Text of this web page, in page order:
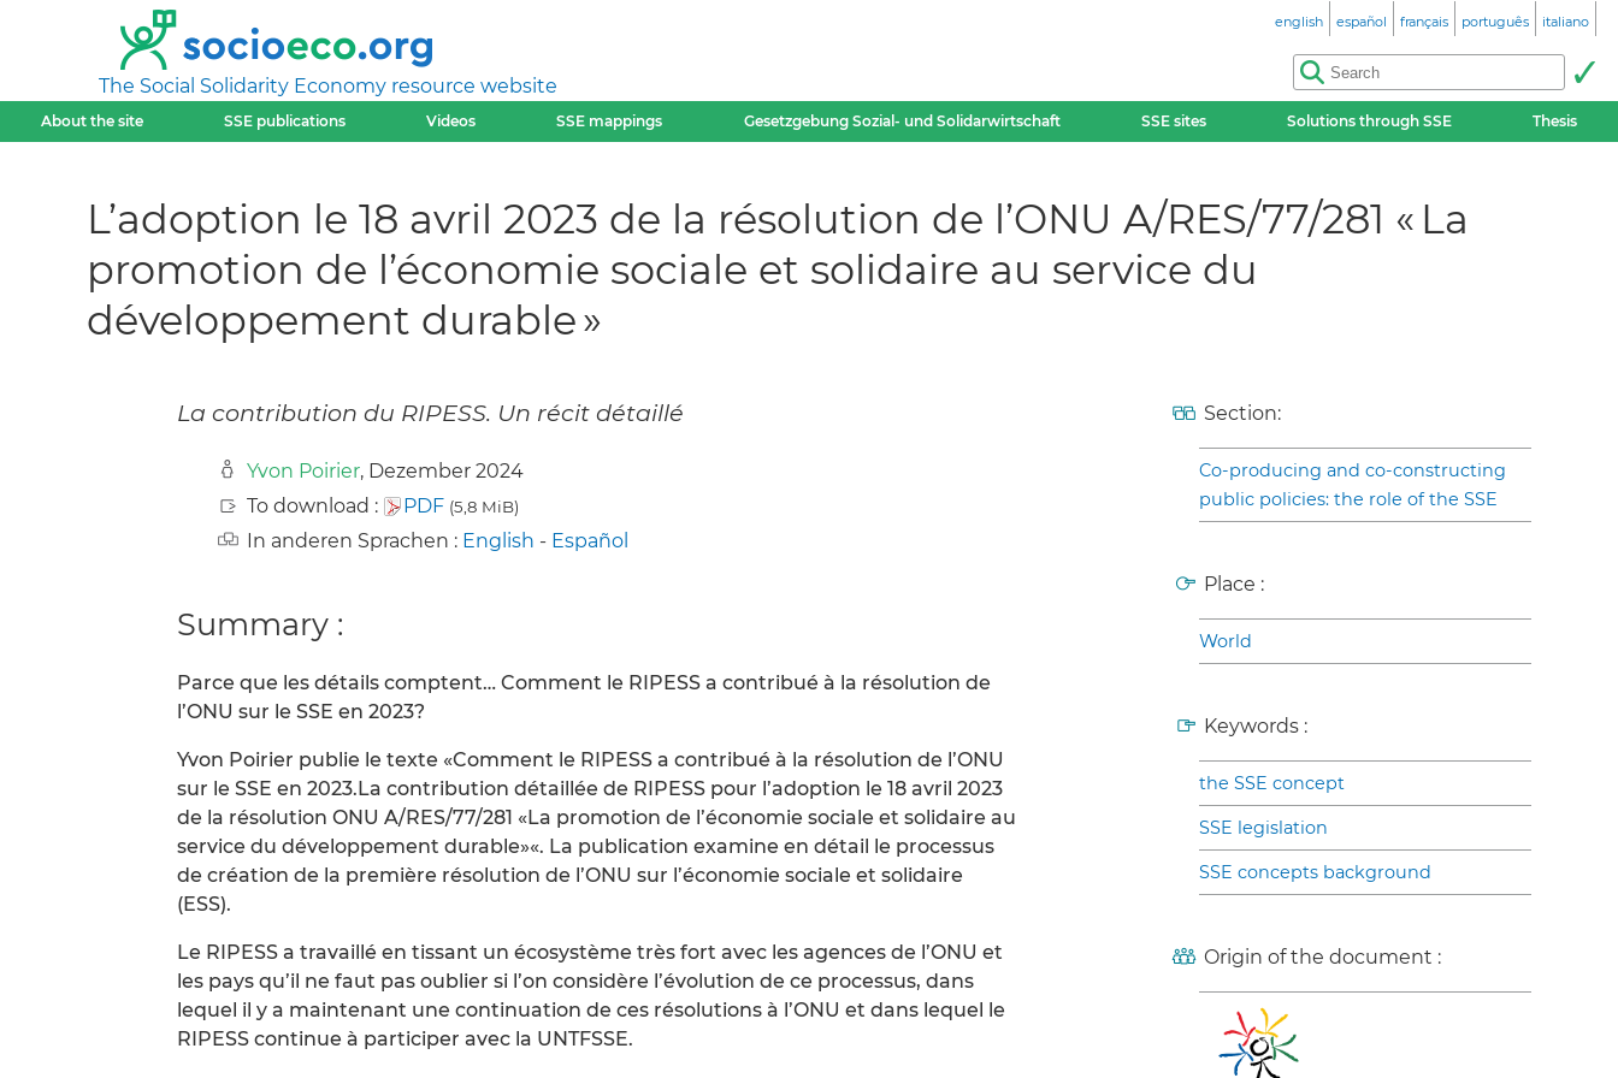
The Social Solidarity Economy resource website
english español français português italiano
About the site SSE publications Videos SSE mappings Gesetzgebung Sozial- und Solidarwirtschaft SSE sites Solutions through SSE Thesis
L’adoption le 18 avril 2023 de la résolution de l’ONU A/RES/77/281 « La
promotion de l’économie sociale et solidaire au service du
développement durable »
La contribution du RIPESS. Un récit détaillé
Yvon Poirier, Dezember 2024
To download :
PDF (5,8 MiB)
In anderen Sprachen : English - Español
Summary :
Parce que les détails comptent… Comment le RIPESS a contribué à la résolution de
l’ONU sur le SSE en 2023?
Yvon Poirier publie le texte «Comment le RIPESS a contribué à la résolution de l’ONU
sur le SSE en 2023.La contribution détaillée de RIPESS pour l’adoption le 18 avril 2023
de la résolution ONU A/RES/77/281 «La promotion de l’économie sociale et solidaire au
service du développement durable»«. La publication examine en détail le processus
de création de la première résolution de l’ONU sur l’économie sociale et solidaire
(ESS).
Le RIPESS a travaillé en tissant un écosystème très fort avec les agences de l’ONU et
les pays qu’il ne faut pas oublier si l’on considère l’évolution de ce processus, dans
lequel il y a maintenant une continuation de ces résolutions à l’ONU et dans lequel le
RIPESS continue à participer avec la UNTFSSE.
Section:
Co-producing and co-constructing
public policies: the role of the SSE
Place :
World
Keywords :
the SSE concept
SSE legislation
SSE concepts background
Origin of the document :